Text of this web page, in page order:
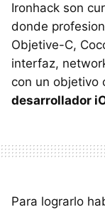
Ironhack son
donde
Objetive-C,
interfaz,
con un objetivo
desarrollador
Para lograrlo